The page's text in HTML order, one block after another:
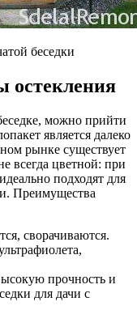
беседки
остекления
можно прийти
является далеко
рынке существует
всегда цветной: при
подходят для
Преимущества
сворачиваются.
прочность и
для дачи с